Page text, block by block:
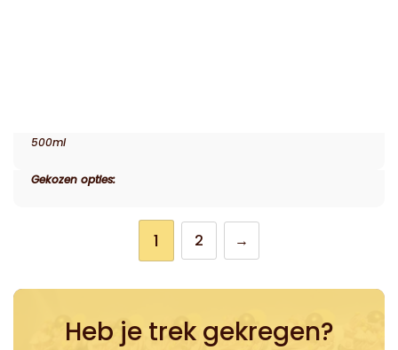
500ml
Gekozen opties:
1 2 →
Heb je trek gekregen?